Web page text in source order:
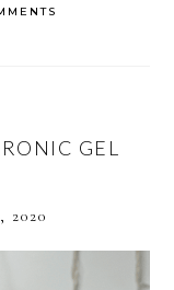
GEL
2020